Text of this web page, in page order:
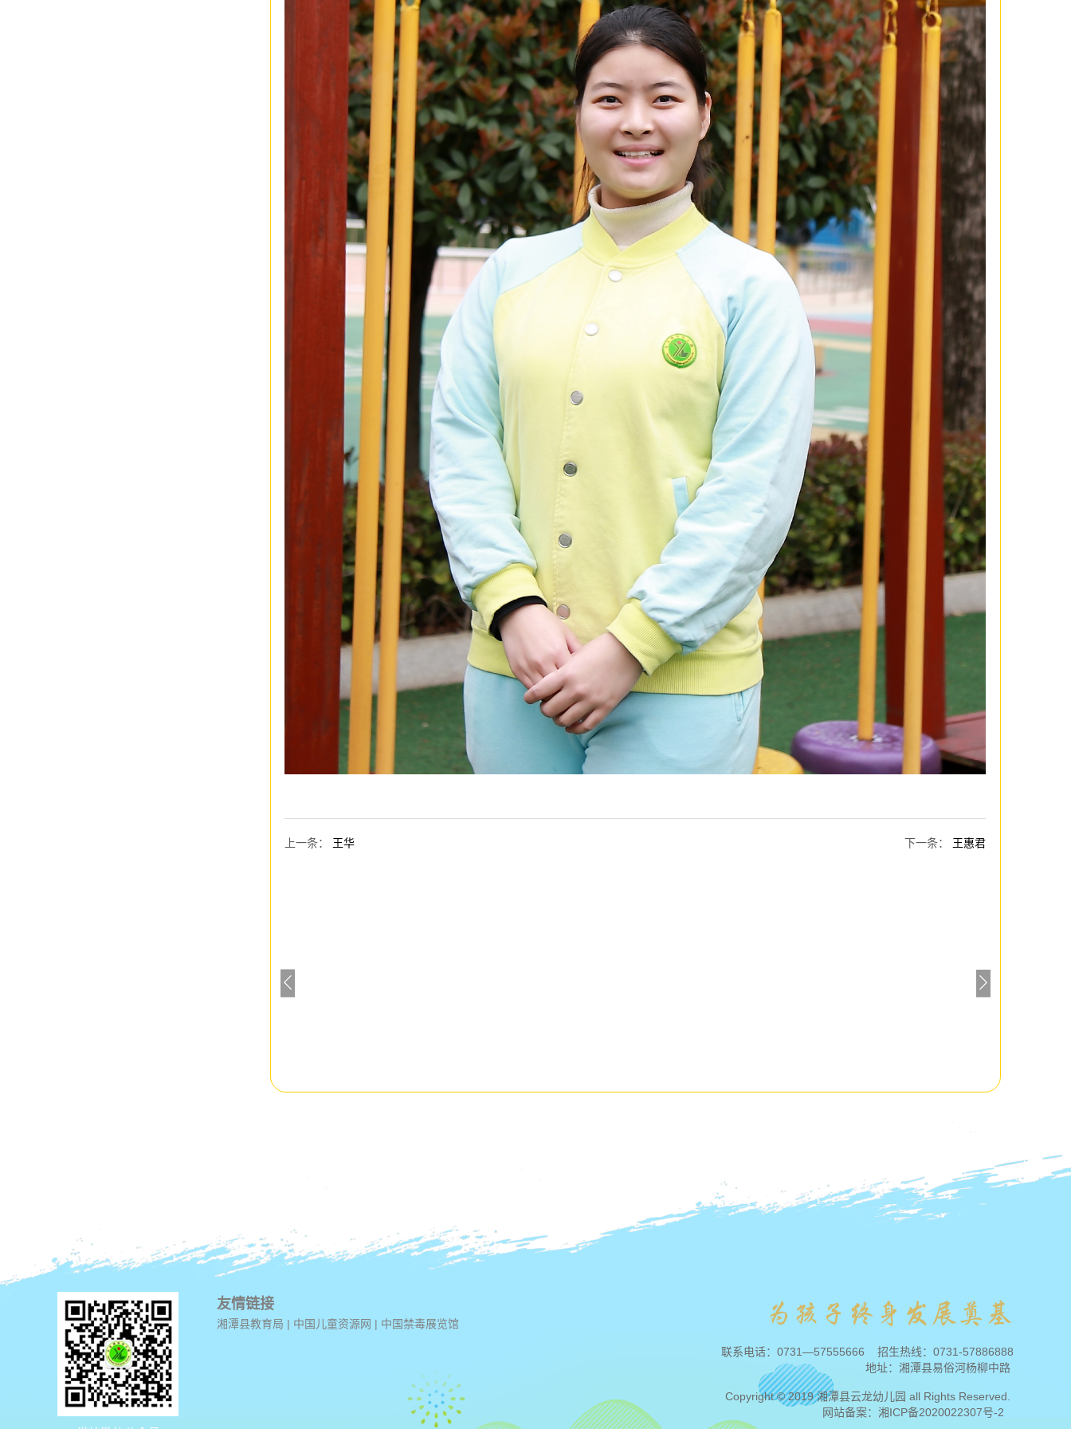
上一条： 王华 下一条： 王惠君
友情链接
湘潭县教育局 | 中国儿童资源网 | 中国禁毒展览馆
联系电话： 0731—57555666 招生热线： 0731-57886888
地址：湘潭县易俗河杨柳中路
Copyright © 2019 湘潭县云龙幼儿园 all Rights Reserved.
网站备案： 湘ICP备2020022307号-2